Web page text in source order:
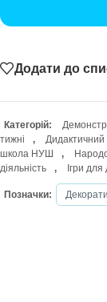
Додати до
Категорій:
тижні
, Дидактичний
школа НУШ
,
діяльність
, Ігри
Позначки: